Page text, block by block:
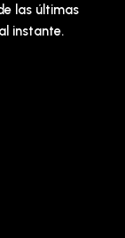
las últimas
instante.